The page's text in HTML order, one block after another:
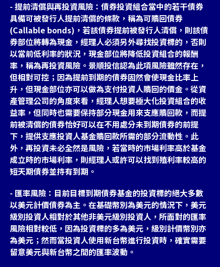
- 提前清償與再投資風險：債券投資組合當中的若干債券
具備可被發行人提前清償的條款，稱為可贖回債券
(Callable bonds)，若該債券提前被發行人清償，則該債
券部位將轉為現金，經理人必須另外尋找投資標的，否則
以當前低利率的狀況，現金部位將降低投資組合的報酬
率，稱為再投資風險。景順投信認為此項風險雖然存在，
但相對可控；因為提前到期的債券固然會使現金比率上
升，但現金部位亦可以做為支付投資人贖回的價金。從資
產管理公司的角度來看，經理人想要極大化投資組合的收
益率，但同時也需要保持部分現金用來支應贖回款，而提
前被清償的債券恰好可以在不用處分未到期債券的前提
下，提供支應投資人基金贖回款所需的部分流動性。此
外，再投資未必全然是風險，若當時的市場利率高於基金
成立時的市場利率，則經理人或許可以找到殖利率較高的
短天期債券並持有到期。
- 匯率風險：目前目標到期債券基金的投資標的絕大多數
以美元計價債券為主。在基礎幣別為美元的情況下，美元
級別投資人相對於其他非美元級別投資人，所面對的匯率
風險相對較低，因為投資標的多為美元，級別計價幣別亦
為美元；然而當投資人使用新台幣進行投資時，確實需要
留意美元與新台幣之間的匯率波動。